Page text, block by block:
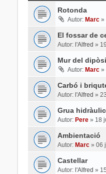
Rotonda
Autor: Marc»
El fossar de
Autor: l'Alfred »
Mur del
Autor: Marc»
Carbó i
Autor: l'Alfred »
Grua
Autor: Pere» 18
Ambientació
Autor: Marc» 06
Castellar
Autor: l'Alfred »